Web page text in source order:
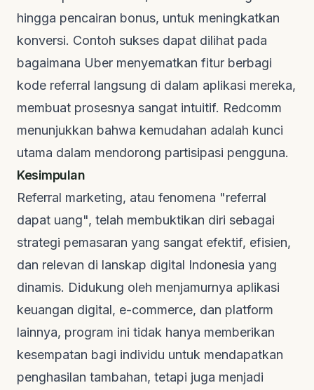
hingga pencairan bonus, untuk meningkatkan
konversi. Contoh sukses dapat dilihat pada
bagaimana Uber menyematkan fitur berbagi
kode referral langsung di dalam aplikasi mereka,
membuat prosesnya sangat intuitif. Redcomm
menunjukkan bahwa kemudahan adalah kunci
utama dalam mendorong partisipasi pengguna.
Kesimpulan
Referral marketing, atau fenomena "referral
dapat uang", telah membuktikan diri sebagai
strategi pemasaran yang sangat efektif, efisien,
dan relevan di lanskap digital Indonesia yang
dinamis. Didukung oleh menjamurnya aplikasi
keuangan digital, e-commerce, dan platform
lainnya, program ini tidak hanya memberikan
kesempatan bagi individu untuk mendapatkan
penghasilan tambahan, tetapi juga menjadi